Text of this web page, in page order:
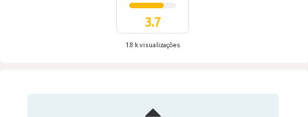
3.7
1.8 k visualizações